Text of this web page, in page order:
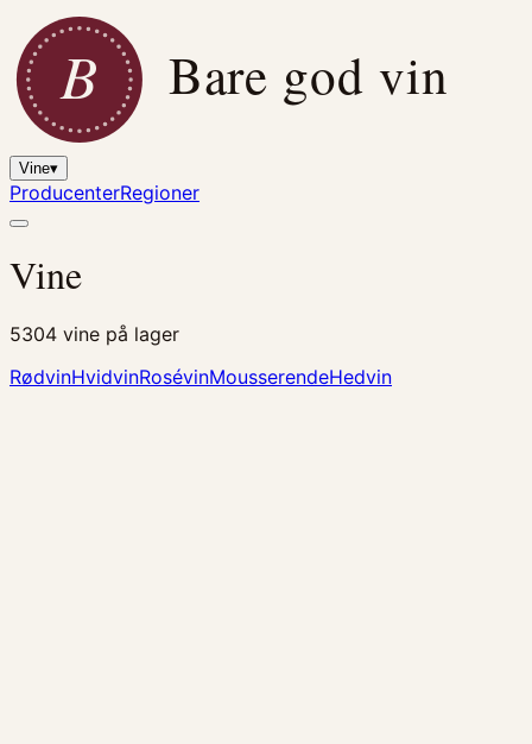
B Bare god vin
Vine▾
ProducenterRegioner
Vine
5304 vine på lager
RødvinHvidvinRosévinMousserendeHedvin